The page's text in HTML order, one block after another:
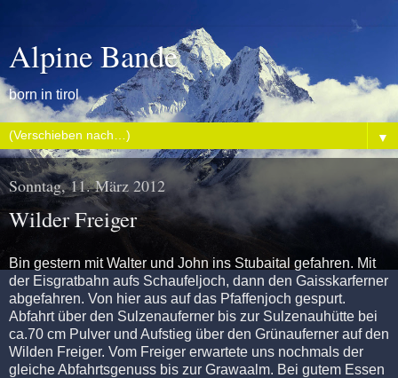
Alpine Bande
born in tirol
▼
Sonntag, 11. März 2012
Wilder Freiger
Bin gestern mit Walter und John ins Stubaital gefahren. Mit
der Eisgratbahn aufs Schaufeljoch, dann den Gaisskarferner
abgefahren. Von hier aus auf das Pfaffenjoch gespurt.
Abfahrt über den Sulzenauferner bis zur Sulzenauhütte bei
ca.70 cm Pulver und Aufstieg über den Grünauferner auf den
Wilden Freiger. Vom Freiger erwartete uns nochmals der
gleiche Abfahrtsgenuss bis zur Grawaalm. Bei gutem Essen